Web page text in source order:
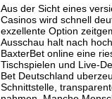
Aus der Sicht eines
Casinos wird schnell
exzellente Option
Ausschau halt nach
BaxterBet online eine
Tischspielen und Live-
Bet Deutschland
Schnittstelle,